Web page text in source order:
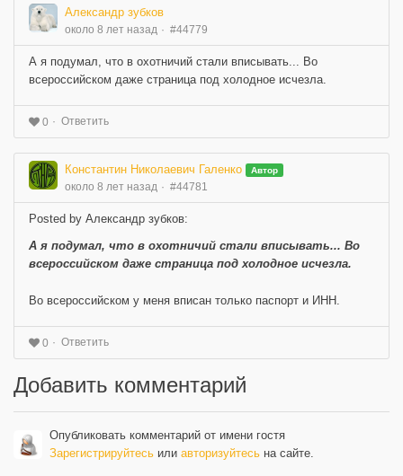
Александр зубков
около 8 лет назад #44779
А я подумал, что в охотничий стали вписывать... Во
всероссийском даже страница под холодное исчезла.
0 Ответить
Константин Николаевич Галенко Автор
около 8 лет назад #44781
Posted by Александр зубков:
А я подумал, что в охотничий стали вписывать... Во
всероссийском даже страница под холодное исчезла.
Во всероссийском у меня вписан только паспорт и ИНН.
0 Ответить
Добавить комментарий
Опубликовать комментарий от имени гостя
Зарегистрируйтесь или авторизуйтесь на сайте.